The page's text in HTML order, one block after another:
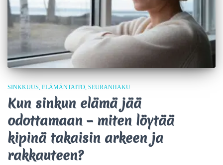
SINKKUUS ELÄMÄNTAITO SEURANHAKU
Kun sinkun elämä jää
odottamaan – miten löytää
kipinä takaisin arkeen ja
rakkauteen?